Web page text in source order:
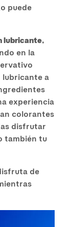
puede
lubricante,
en la
a
experiencia
colorantes
disfrutar
también tu
de